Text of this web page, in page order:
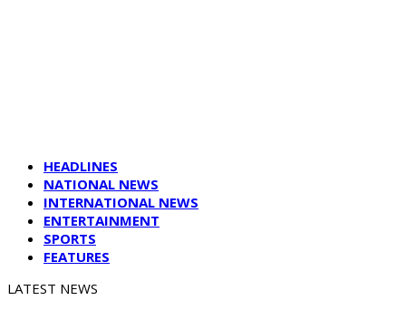
HEADLINES
NATIONAL NEWS
INTERNATIONAL NEWS
ENTERTAINMENT
SPORTS
FEATURES
LATEST NEWS